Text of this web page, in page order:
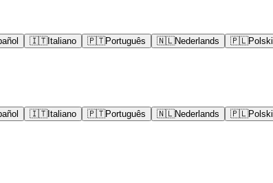
🇮🇹Italiano 🇵🇹Português 🇳🇱Nederlands 🇵🇱Polski
🇮🇹Italiano 🇵🇹Português 🇳🇱Nederlands 🇵🇱Polski